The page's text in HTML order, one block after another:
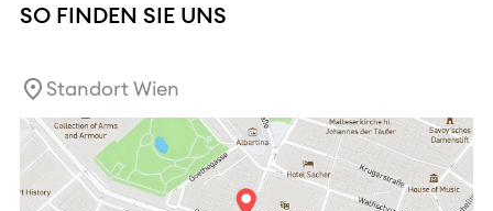
SO FINDEN SIE UNS
Standort Wien